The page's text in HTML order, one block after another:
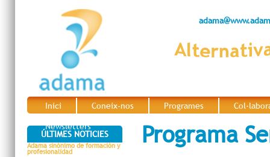
Inici Coneix-nos Programes
Newsletters
Programa
ÚLTIMES NOTICIES
Adama sinónimo de formación y
profesionalidad